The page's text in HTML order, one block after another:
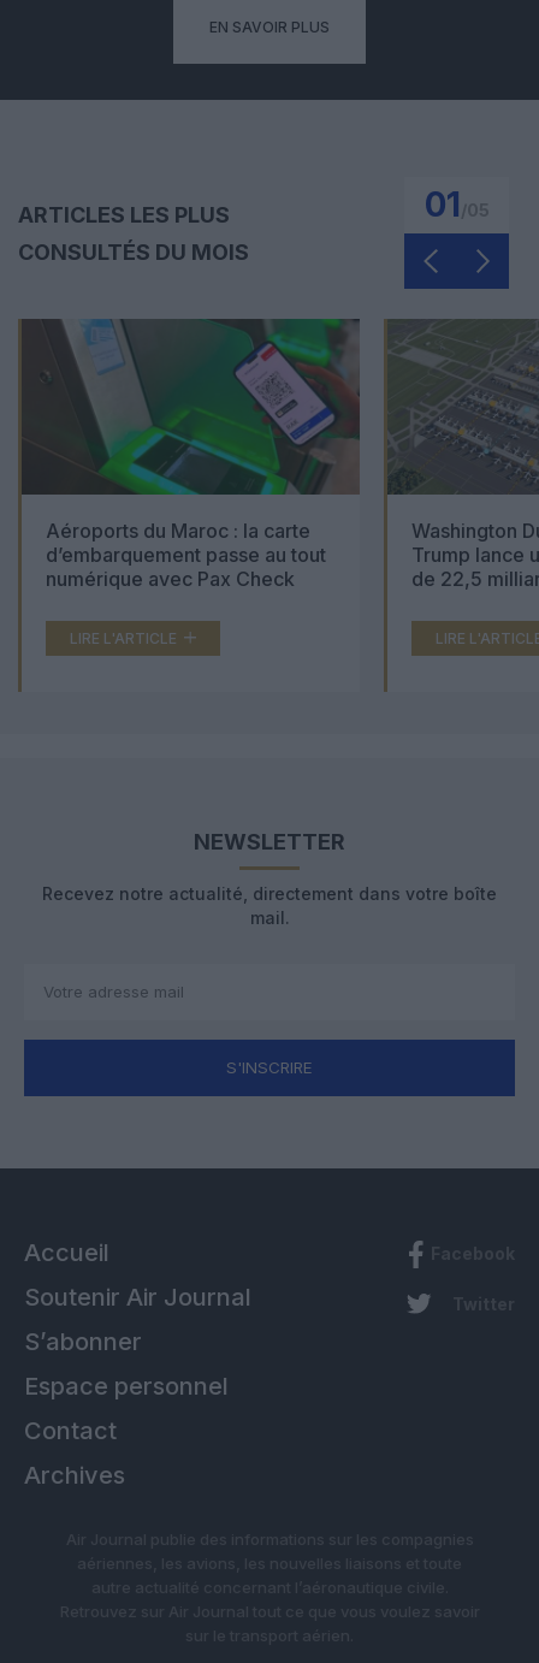
EN SAVOIR PLUS
ARTICLES LES PLUS
CONSULTÉS DU MOIS
01
Aéroports du Maroc : la carte
d’embarquement passe au tout
numérique avec Pax Check
LIRE L'ARTICLE
Washington
Trump lance
de 22,5
LIRE
NEWSLETTER
Recevez notre actualité, directement dans votre boîte
mail.
S'INSCRIRE
Accueil
Soutenir Air Journal
S’abonner
Espace personnel
Contact
Archives